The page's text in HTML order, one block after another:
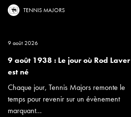
TENNIS MAJORS
9 août 2026
9 août 1938 : Le jour où Rod Laver
est né
Chaque jour, Tennis Majors remonte le
temps pour revenir sur un évènement
marquant...